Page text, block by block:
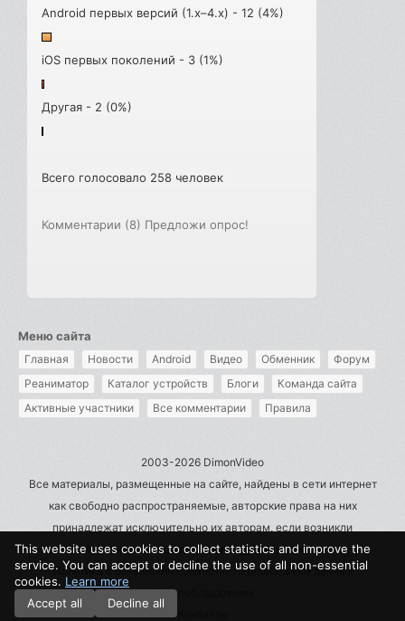
Android первых версий (1.x–4.x) - 12 (4%)
iOS первых поколений - 3 (1%)
Другая - 2 (0%)
Всего голосовало 258 человек
Комментарии (8) Предложи опрос!
Меню сайта
Главная Новости Android Видео Обменник
Форум
Реаниматор
Каталог устройств Блоги
Команда сайта
Активные участники
Все комментарии Правила
2003-2026 DimonVideo
Все материалы, размещенные на сайте, найдены в сети интернет
как свободно распространяемые, авторские права на них
принадлежат исключительно их авторам, если возникли
претензии - пишите на admin@dimonvideo.ru
Политика в отношении обработки персональных данных
Правообладателям
This website uses cookies to collect statistics and improve the
service. You can accept or decline the use of all non-essential
cookies. Learn more
Accept all
Decline all